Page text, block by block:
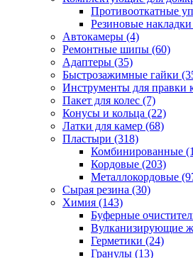
Противооткатные
Резиновые
Автокамеры (4)
Ремонтные шипы (60)
Адаптеры (35)
Быстрозажимные гайки
Инструменты для правки
Пакет для колес (7)
Конусы и кольца (22)
Латки для камер (68)
Пластыри (318)
Комбинированные
Кордовые (203)
Металлокордовые
Сырая резина (30)
Химия (143)
Буферные
Вулканизирующие
Герметики (24)
Гранулы (13)